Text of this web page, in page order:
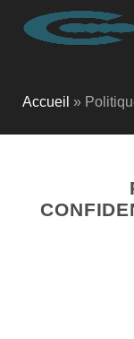
Accueil »